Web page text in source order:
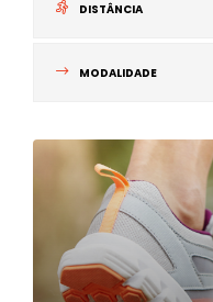
DISTÂNCIA
MODALIDADE